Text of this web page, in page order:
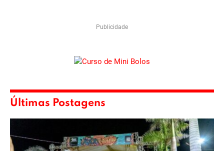
Publicidade
Últimas Postagens